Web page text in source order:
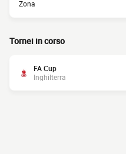
Zona
Tornei in corso
FA Cup
Inghilterra